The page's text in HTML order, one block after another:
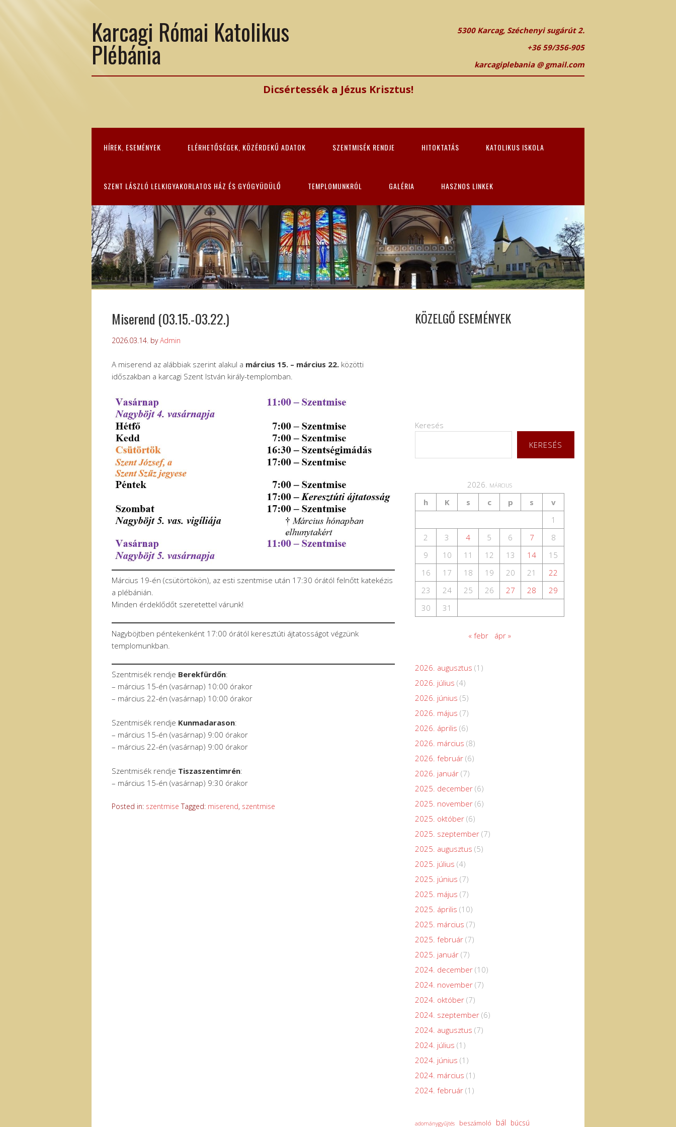
Karcagi Római Katolikus
Plébánia
5300 Karcag, Széchenyi sugárút 2.
+36 59/356-905
karcagiplebania @ gmail.com
Dicsértessék a Jézus Krisztus!
HÍREK, ESEMÉNYEK ELÉRHETŐSÉGEK, KÖZÉRDEKŰ ADATOK SZENTMISÉK RENDJE HITOKTATÁS KATOLIKUS ISKOLA
SZENT LÁSZLÓ LELKIGYAKORLATOS HÁZ ÉS GYÓGYÜDÜLŐ TEMPLOMUNKRÓL GALÉRIA HASZNOS LINKEK
Miserend (03.15.-03.22.)
2026.03.14. byAdmin
A miserend az alábbiak szerint alakul a március 15. – március 22. közötti
időszakban a karcagi Szent István király-templomban.
Március 19-én (csütörtökön), az esti szentmise után 17:30 órától felnőtt katekézis
a plébánián.
Minden érdeklődőt szeretettel várunk!
Nagyböjtben péntekenként 17:00 órától keresztúti ájtatosságot végzünk
templomunkban.
Szentmisék rendje Berekfürdőn:
– március 15-én (vasárnap) 10:00 órakor
– március 22-én (vasárnap) 10:00 órakor
Szentmisék rendje Kunmadarason:
– március 15-én (vasárnap) 9:00 órakor
– március 22-én (vasárnap) 9:00 órakor
Szentmisék rendje Tiszaszentimrén:
– március 15-én (vasárnap) 9:30 órakor
Posted in: szentmise Tagged: miserend, szentmise
KÖZELGŐ ESEMÉNYEK
Keresés
KERESÉS
2026. március
h
K s c p s
v
1
2
3 4 5 6 7
8
9
10 11 12 13 14
15
16
17 18 19 20 21
22
23
24 25 26 27 28
29
30
31
« febr ápr »
2026. augusztus (1)
2026. július (4)
2026. június (5)
2026. május (7)
2026. április (6)
2026. március (8)
2026. február (6)
2026. január (7)
2025. december (6)
2025. november (6)
2025. október (6)
2025. szeptember (7)
2025. augusztus (5)
2025. július (4)
2025. június (7)
2025. május (7)
2025. április (10)
2025. március (7)
2025. február (7)
2025. január (7)
2024. december (10)
2024. november (7)
2024. október (7)
2024. szeptember (6)
2024. augusztus (7)
2024. július (1)
2024. június (1)
2024. március (1)
2024. február (1)
adománygyűjtés beszámoló bál búcsú